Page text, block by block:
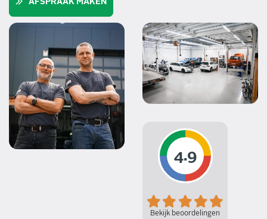
AFSPRAAK MAKEN
4.9
Bekijk beoordelingen